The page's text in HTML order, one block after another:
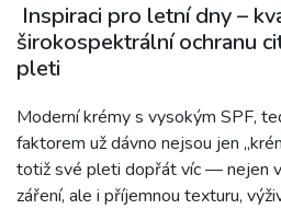
Inspiraci pro letní dny –
širokospektrální ochranu
pleti
Moderní krémy s vysokým SPF,
faktorem už dávno nejsou jen
totiž své pleti dopřát víc — nejen
záření, ale i příjemnou texturu,